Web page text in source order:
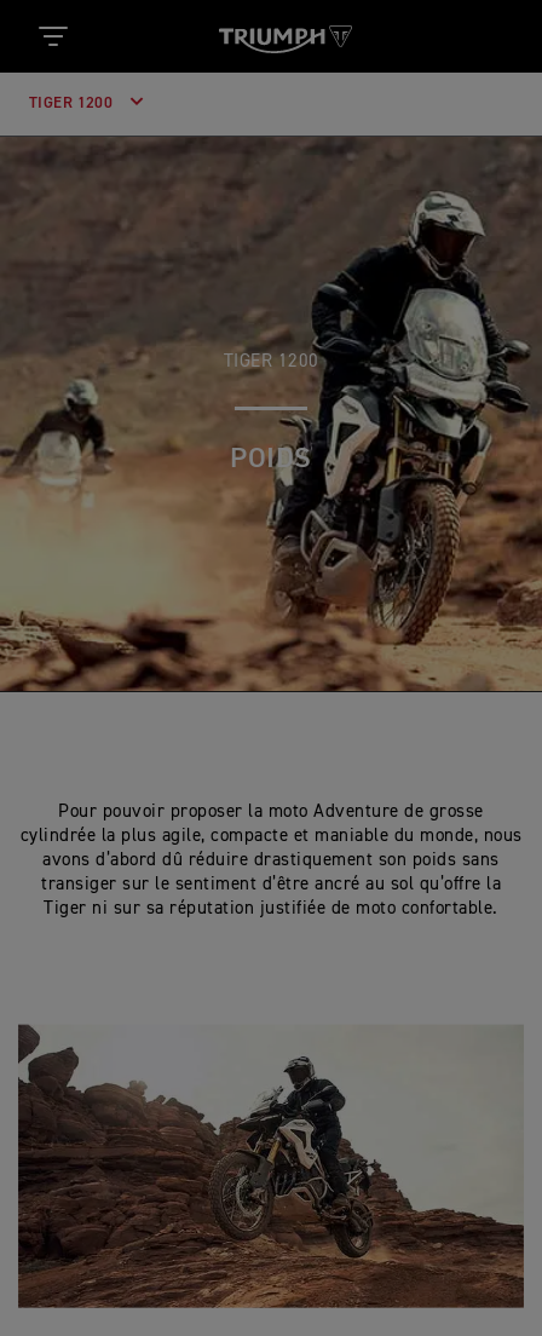
TIGER 1200
TIGER 1200
POIDS
Pour pouvoir proposer la moto Adventure de grosse
cylindrée la plus agile, compacte et maniable du monde, nous
avons d’abord dû réduire drastiquement son poids sans
transiger sur le sentiment d’être ancré au sol qu’offre la
Tiger ni sur sa réputation justifiée de moto confortable.